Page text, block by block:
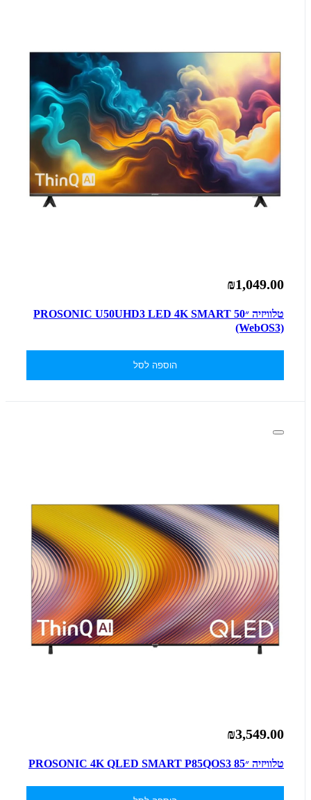
₪1,049.00
טלוויזיה ״50 PROSONIC U50UHD3 LED 4K SMART
(WebOS3)
הוספה לסל
₪3,549.00
טלוויזיה ״85 PROSONIC 4K QLED SMART P85QOS3